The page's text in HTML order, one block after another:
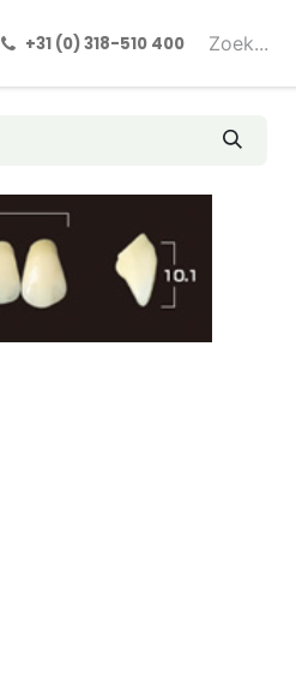
Formulieren
+31 (0) 318-510 400​​